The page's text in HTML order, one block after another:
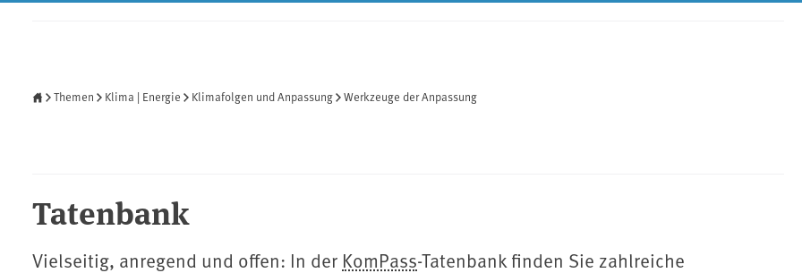
Themen Klima | Energie Klimafolgen und Anpassung Werkzeuge der Anpassung
Tatenbank
Vielseitig, anregend und offen: In der ⁠ KomPass⁠-Tatenbank finden Sie zahlreiche